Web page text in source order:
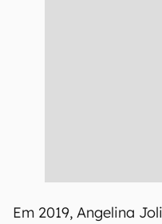
Em 2019, Angelina